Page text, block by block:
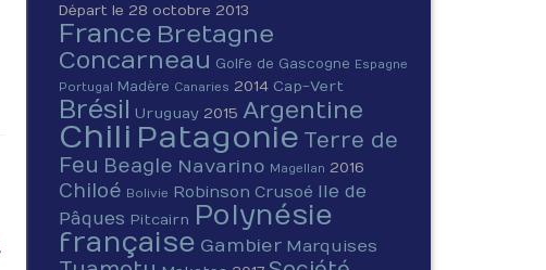
Départ le 28 octobre 2013
France Bretagne
Concarneau Golfe de Gascogne Espagne
Portugal Madère Canaries 2014 Cap-Vert
Brésil Uruguay 2015Argentine
Chili Patagonie Terre de
Feu Beagle Navarino Magellan 2016
Chiloé Bolivie Robinson Crusoé Ile de
Pâques Pitcairn Polynésie
française Gambier Marquises